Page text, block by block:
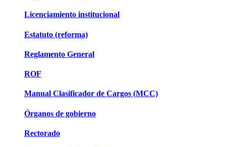
Licenciamiento institucional
Estatuto (reforma)
Reglamento General
ROF
Manual Clasificador de Cargos (MCC)
Órganos de gobierno
Rectorado